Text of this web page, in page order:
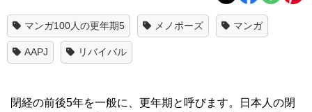
マンガ100人の更年期5 メノポーズ マンガ
AAPJ リバイバル
閉経の前後5年を一般に、更年期と呼びます。日本人の閉